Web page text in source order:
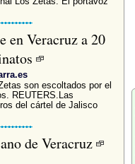
en Veracruz a 20
son escoltados por el
REUTERS.Las
del cártel de Jalisco
de Veracruz